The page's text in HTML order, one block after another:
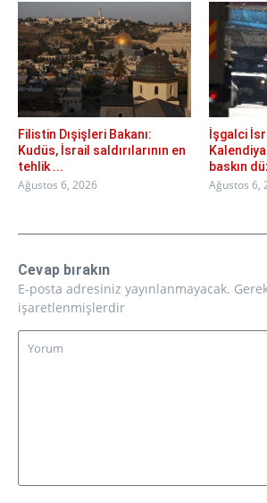
Filistin Dışişleri Bakanı:
Kudüs, İsrail saldırılarının en
tehlik ...
Ağustos 6, 2026
İşgalci
baskın
Ağustos 6,
Cevap bırakın
E-posta adresiniz yayınlanmayacak.
işaretlenmişlerdir